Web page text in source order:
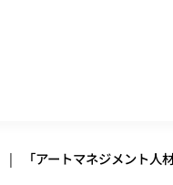
|
「アートマネジメント